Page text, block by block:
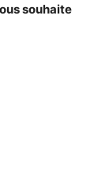
souhaite